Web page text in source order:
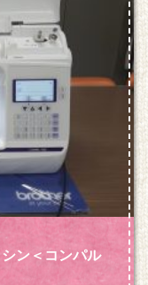
ン＜コンパル